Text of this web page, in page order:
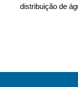
distribuição de